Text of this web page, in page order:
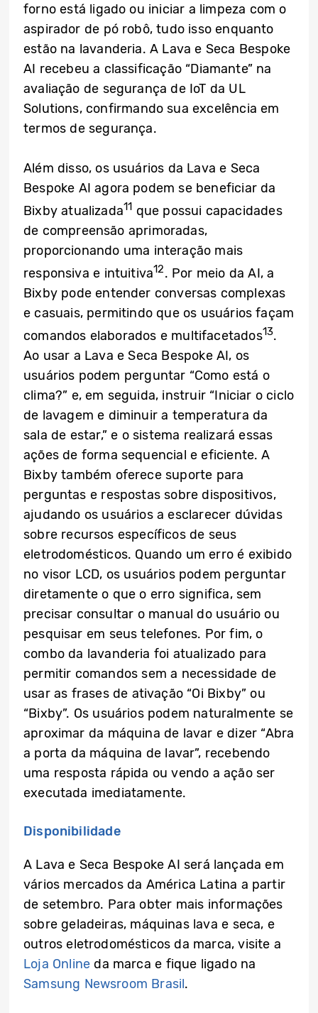
forno está ligado ou iniciar a limpeza com o
aspirador de pó robô, tudo isso enquanto
estão na lavanderia. A Lava e Seca Bespoke
AI recebeu a classificação “Diamante” na
avaliação de segurança de IoT da UL
Solutions, confirmando sua excelência em
termos de segurança.
Além disso, os usuários da Lava e Seca
Bespoke AI agora podem se beneficiar da
Bixby atualizada11 que possui capacidades
de compreensão aprimoradas,
proporcionando uma interação mais
responsiva e intuitiva12. Por meio da AI, a
Bixby pode entender conversas complexas
e casuais, permitindo que os usuários façam
comandos elaborados e multifacetados13.
Ao usar a Lava e Seca Bespoke AI, os
usuários podem perguntar “Como está o
clima?” e, em seguida, instruir “Iniciar o ciclo
de lavagem e diminuir a temperatura da
sala de estar,” e o sistema realizará essas
ações de forma sequencial e eficiente. A
Bixby também oferece suporte para
perguntas e respostas sobre dispositivos,
ajudando os usuários a esclarecer dúvidas
sobre recursos específicos de seus
eletrodomésticos. Quando um erro é exibido
no visor LCD, os usuários podem perguntar
diretamente o que o erro significa, sem
precisar consultar o manual do usuário ou
pesquisar em seus telefones. Por fim, o
combo da lavanderia foi atualizado para
permitir comandos sem a necessidade de
usar as frases de ativação “Oi Bixby” ou
“Bixby”. Os usuários podem naturalmente se
aproximar da máquina de lavar e dizer “Abra
a porta da máquina de lavar”, recebendo
uma resposta rápida ou vendo a ação ser
executada imediatamente.
Disponibilidade
A Lava e Seca Bespoke AI será lançada em
vários mercados da América Latina a partir
de setembro. Para obter mais informações
sobre geladeiras, máquinas lava e seca, e
outros eletrodomésticos da marca, visite a
Loja Online da marca e fique ligado na
Samsung Newsroom Brasil.